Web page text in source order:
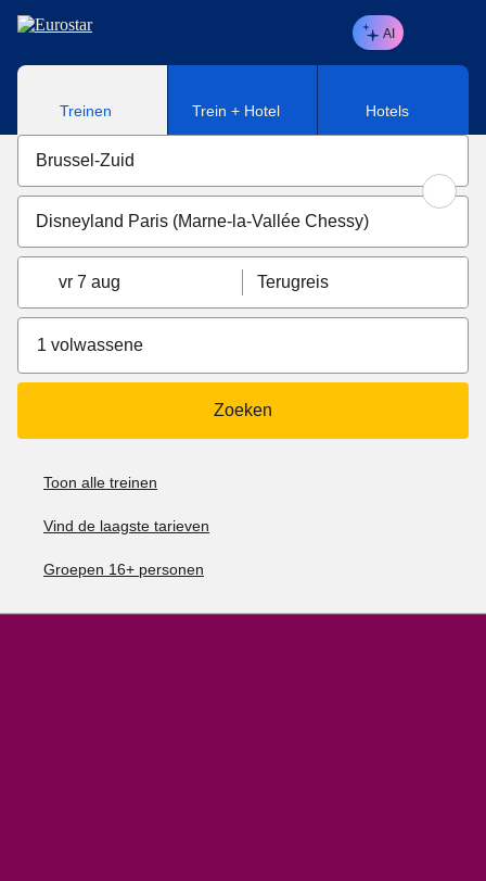
Naar hoofdinhoud
AI
Treinen Trein + Hotel Hotels
vr 7 aug Terugreis
1 volwassene
Zoeken
Toon alle treinen
Vind de laagste tarieven
Groepen 16+ personen